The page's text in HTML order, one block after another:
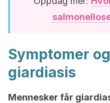
Symptomer
giardiasis
Mennesker får